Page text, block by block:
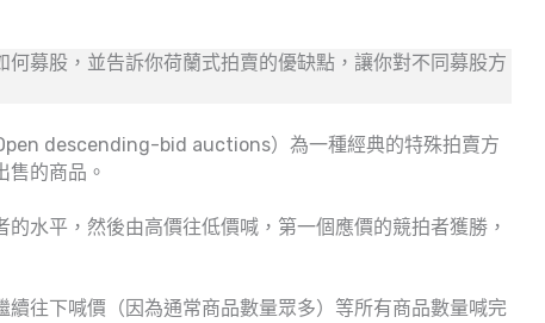
募股，並告訴你荷蘭式拍賣的優缺點，讓你對不同募股方
descending-bid auctions）為一種經典的特殊拍賣方
售的商品。
水平，然後由高價往低價喊，第一個應價的競拍者獲勝，
往下喊價（因為通常商品數量眾多）等所有商品數量喊完